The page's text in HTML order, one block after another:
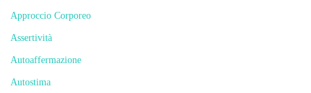
Approccio Corporeo
Assertività
Autoaffermazione
Autostima